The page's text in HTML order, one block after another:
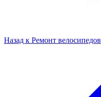
Назад к Ремонт велосипедов